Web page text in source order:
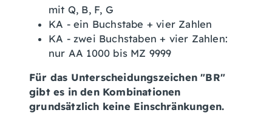
mit Q, B, F, G
KA - ein Buchstabe + vier Zahlen
KA - zwei Buchstaben + vier Zahlen:
nur AA 1000 bis MZ 9999
Für das Unterscheidungszeichen "BR"
gibt es in den Kombinationen
grundsätzlich keine Einschränkungen.